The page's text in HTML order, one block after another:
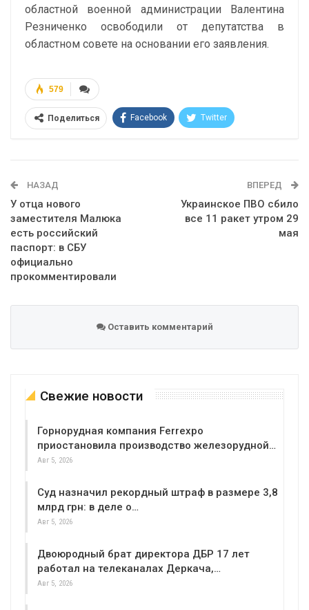
областной военной администрации Валентина
Резниченко освободили от депутатства в
областном совете на основании его заявления.
579
Поделиться Facebook Twitter
НАЗАД
У отца нового
заместителя Малюка
есть российский
паспорт: в СБУ
официально
прокомментировали
ВПЕРЕД
Украинское ПВО сбило
все 11 ракет утром 29
мая
Оставить комментарий
Свежие новости
Горнорудная компания Ferrexpo
приостановила производство железорудной…
Авг 5, 2026
Суд назначил рекордный штраф в размере 3,8
млрд грн: в деле о…
Авг 5, 2026
Двоюродный брат директора ДБР 17 лет
работал на телеканалах Деркача,…
Авг 5, 2026